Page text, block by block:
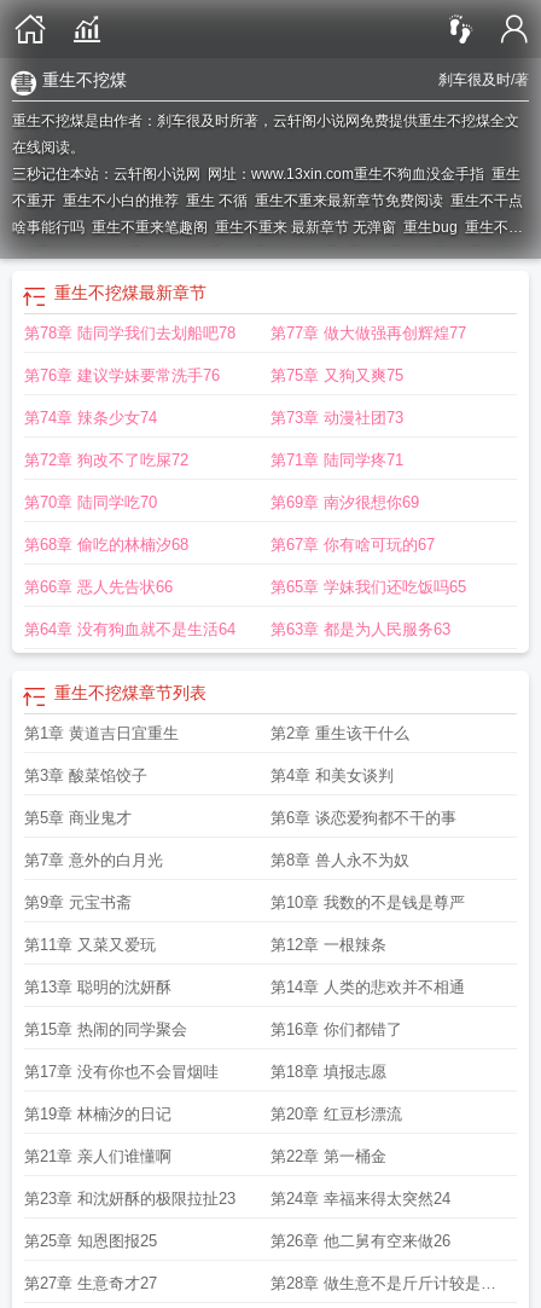
刹车很及时/著
重生不挖煤
重生不挖煤是由作者：刹车很及时所著，云轩阁小说网免费提供重生不挖煤全文
在线阅读。
三秒记住本站：云轩阁小说网 网址：www.13xin.com重生不狗血没金手指 重生
不重开 重生不小白的推荐 重生 不循 重生不重来最新章节免费阅读 重生不干点
啥事能行吗 重生不重来笔趣阁 重生不重来 最新章节 无弹窗 重生bug 重生不重
来重生不狗血的重生不争了重生不重死什么意思重生不重来好看吗重生赚钱
不种马的 不搞钱难道搞笑吗图片
搞钱难道搞笑吗知乎
重来全文阅读笔趣阁
重生不挖煤最新章节
第78章 陆同学我们去划船吧78 第77章 做大做强再创辉煌77
第76章 建议学妹要常洗手76 第75章 又狗又爽75
第74章 辣条少女74 第73章 动漫社团73
第72章 狗改不了吃屎72 第71章 陆同学疼71
第70章 陆同学吃70 第69章 南汐很想你69
第68章 偷吃的林楠汐68 第67章 你有啥可玩的67
第66章 恶人先告状66 第65章 学妹我们还吃饭吗65
第64章 没有狗血就不是生活64 第63章 都是为人民服务63
重生不挖煤章节列表
第1章 黄道吉日宜重生 第2章 重生该干什么
第3章 酸菜馅饺子 第4章 和美女谈判
第5章 商业鬼才 第6章 谈恋爱狗都不干的事
第7章 意外的白月光 第8章 兽人永不为奴
第9章 元宝书斋 第10章 我数的不是钱是尊严
第11章 又菜又爱玩 第12章 一根辣条
第13章 聪明的沈妍酥 第14章 人类的悲欢并不相通
第15章 热闹的同学聚会 第16章 你们都错了
第17章 没有你也不会冒烟哇 第18章 填报志愿
第19章 林楠汐的日记 第20章 红豆杉漂流
第21章 亲人们谁懂啊 第22章 第一桶金
第23章 和沈妍酥的极限拉扯23 第24章 幸福来得太突然24
第25章 知恩图报25 第26章 他二舅有空来做26
第27章 生意奇才27 第28章 做生意不是斤斤计较是人